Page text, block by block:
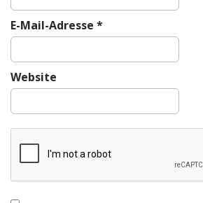
E-Mail-Adresse *
Website